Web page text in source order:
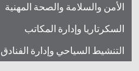
الأمن والسلامة والصحة المهنية
السكرتاريا وإدارة المكاتب
التنشيط السياحي وإدارة الفنادق